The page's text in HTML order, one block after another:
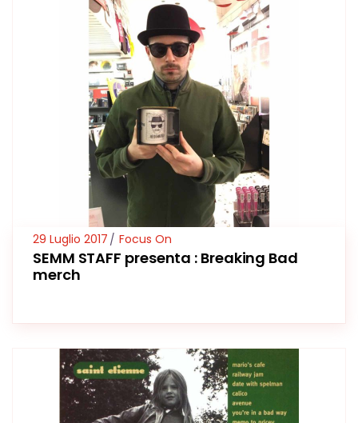
29 Luglio 2017 Focus On
SEMM STAFF presenta : Breaking Bad
merch